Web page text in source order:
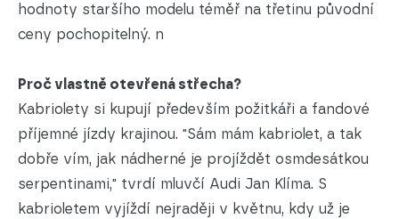
hodnoty staršího modelu téměř na třetinu původní
ceny pochopitelný. n
Proč vlastně otevřená střecha?
Kabriolety si kupují především požitkáři a fandové
příjemné jízdy krajinou. "Sám mám kabriolet, a tak
dobře vím, jak nádherné je projíždět osmdesátkou
serpentinami," tvrdí mluvčí Audi Jan Klíma. S
kabrioletem vyjíždí nejraději v květnu, kdy už je